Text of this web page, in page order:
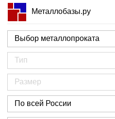
Металлобазы.ру